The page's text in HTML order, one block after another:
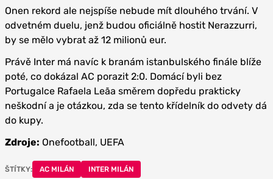
Onen rekord ale nejspíše nebude mít dlouhého trvání. V
odvetném duelu, jenž budou oficiálně hostit Nerazzurri,
by se mělo vybrat až 12 milionů eur.
Právě Inter má navíc k branám istanbulského finále blíže
poté, co dokázal AC porazit 2:0. Domácí byli bez
Portugalce Rafaela Leãa směrem dopředu prakticky
neškodní a je otázkou, zda se tento křídelník do odvety dá
do kupy.
Zdroje: Onefootball, UEFA
ŠTÍTKY: AC MILÁN INTER MILÁN